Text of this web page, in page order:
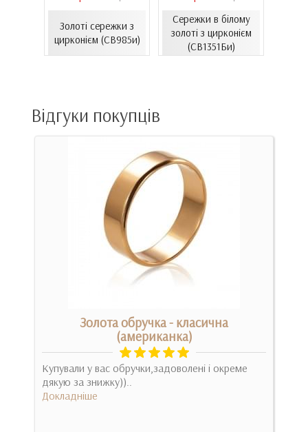
Золоті сережки з
цирконієм (СВ985и)
Сережки в білому
золоті з цирконієм
(СВ1351Би)
Відгуки покупців
Золота обручка - класична
(американка)
Купували у вас обручки,задоволені і окреме
дякую за знижку))..
Докладніше